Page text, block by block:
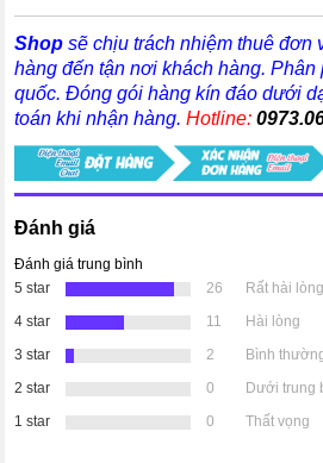
Shop sẽ chịu trách nhiệm thuê đơn
hàng đến tận nơi khách hàng. Phân
quốc. Đóng gói hàng kín đáo dưới
toán khi nhận hàng.Hotline:
Đánh giá
Đánh giá trung bình
5 star
26
Rất hài lòng
4 star
11
Hài lòng
3 star
2
Bình
2 star
0
Dưới trung
1 star
0 Thất vọng